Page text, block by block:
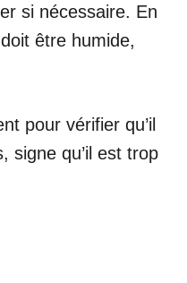
si nécessaire. En
être humide,
pour vérifier qu’il
signe qu’il est trop